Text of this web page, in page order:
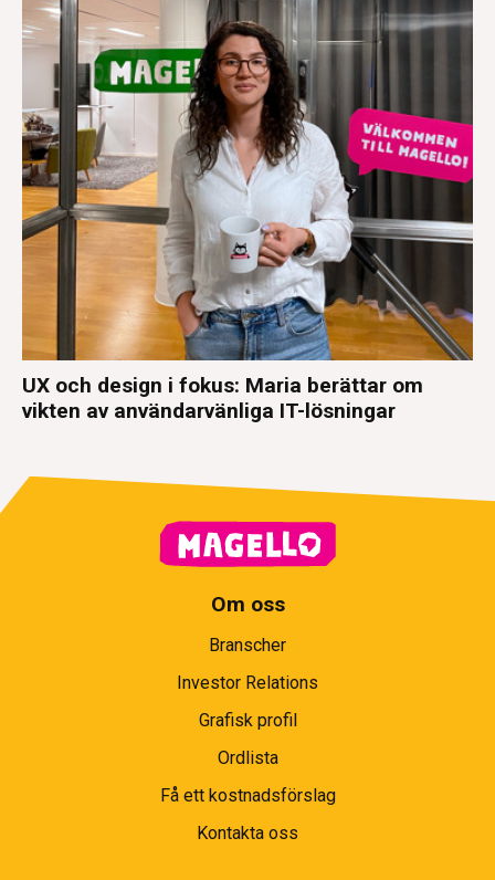
UX och design i fokus: Maria berättar om
vikten av användarvänliga IT-lösningar
Om oss
Branscher
Investor Relations
Grafisk profil
Ordlista
Få ett kostnadsförslag
Kontakta oss